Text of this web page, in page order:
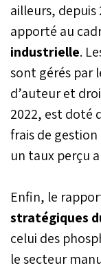
ailleurs, depuis
apporté au
industrielle.
sont gérés par
d’auteur et
2022, est doté
frais de
un taux perçu
Enfin, le
stratégiques
celui des
le secteur